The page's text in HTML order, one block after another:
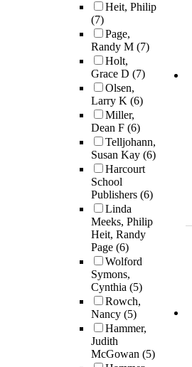
Heit, Philip
(7)
Page,
Randy M (7)
Holt,
Grace D (7)
Olsen,
Larry K (6)
Miller,
Dean F (6)
Telljohann,
Susan Kay (6)
Harcourt
School
Publishers (6)
Linda
Meeks, Philip
Heit, Randy
Page (6)
Wolford
Symons,
Cynthia (5)
Rowch,
Nancy (5)
Hammer,
Judith
McGowan (5)